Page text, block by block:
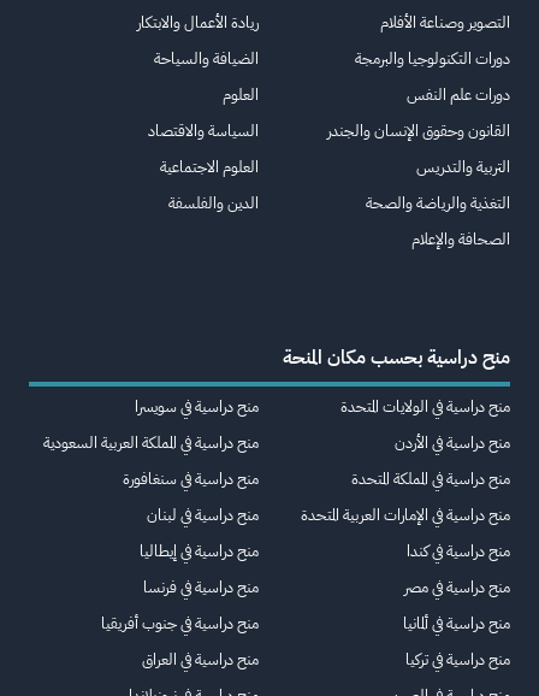
التصوير وصناعة الأفلام
دورات التكنولوجيا والبرمجة
دورات علم النفس
القانون وحقوق الإنسان والجندر
التربية والتدريس
التغذية والرياضة والصحة
الصحافة والإعلام
ريادة الأعمال والابتكار
الضيافة والسياحة
العلوم
السياسة والاقتصاد
العلوم الاجتماعية
الدين والفلسفة
منح دراسية بحسب مكان المنحة
منح دراسية في الولايات المتحدة
منح دراسية في الأردن
منح دراسية في المملكة المتحدة
منح دراسية في الإمارات العربية المتحدة
منح دراسية في كندا
منح دراسية في مصر
منح دراسية في ألمانيا
منح دراسية في تركيا
منح دراسية في سويسرا
منح دراسية في المملكة العربية السعودية
منح دراسية في سنغافورة
منح دراسية في لبنان
منح دراسية في إيطاليا
منح دراسية في فرنسا
منح دراسية في جنوب أفريقيا
منح دراسية في العراق